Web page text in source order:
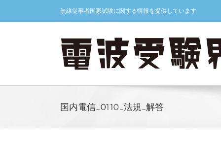
content
無線従事者国家試験に関する情報を提供しています
国内電信_0110_法規_解答